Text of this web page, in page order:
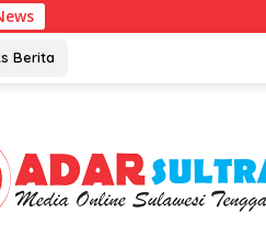
Berita